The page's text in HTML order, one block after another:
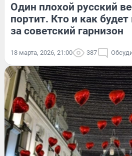
Один плохой русский
портит. Кто и как
за советский гарнизон
18 марта, 2026, 21:00 387